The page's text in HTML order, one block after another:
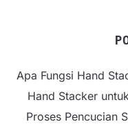
Apa Fungsi Hand
Hand Stacker
Proses Pencucian